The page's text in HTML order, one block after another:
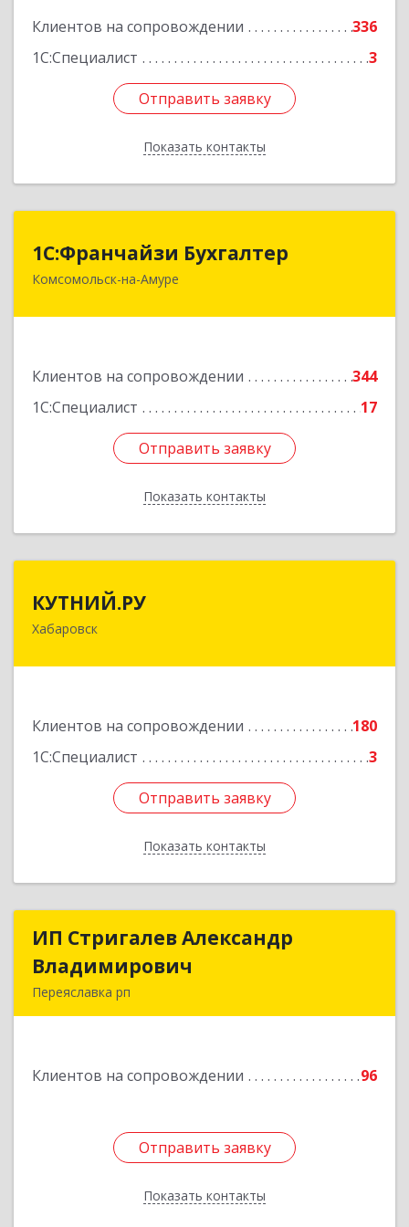
Клиентов на сопровождении
336
1С:Специалист
3
Отправить заявку
Показать контакты
Отправить заявку
Назад
1С:Франчайзи Бухгалтер
Комсомольск-на-Амуре
Клиентов на сопровождении
344
1С:Специалист
17
Отправить заявку
Показать контакты
1С:Франчайзи Бухгалтер
681000, Хабаровский край, Комсомольск-на-
Подробнее
Отправить заявку
Назад
КУТНИЙ.РУ
Хабаровск
Клиентов на сопровождении
180
1С:Специалист
3
Отправить заявку
Показать контакты
680007, Хабаровский край, Хабаровск г,
Отправить заявку
Назад
ИП Стригалев Александр
Владимирович
Переяславка рп
Клиентов на сопровождении 96
Отправить заявку
Показать контакты
ИП Стригалев Александр
Подробнее
Отправить заявку
Назад